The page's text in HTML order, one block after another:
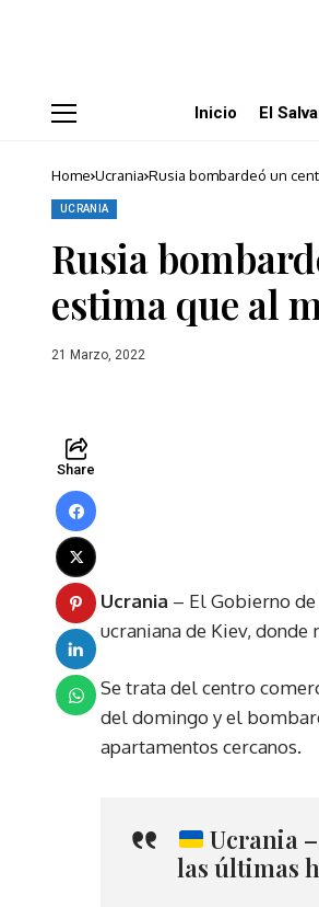
Inicio El
Home Ucrania Rusia bombardeó un
UCRANIA
Rusia
estima que al
21 Marzo, 2022
Yi/ZUMA
Ceng
Yi/ZUMA
W
DPA
21/3/2022
ONLY
FOR
IN
Share
Ucrania – El Gobierno
ucraniana de Kiev,
Se trata del centro
del domingo y el
apartamentos cercanos.
Ucrania
las últimas